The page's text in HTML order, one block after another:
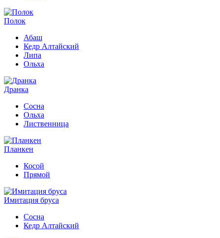
Полок
Абаш
Кедр Алтайский
Липа
Ольха
Дранка
Сосна
Ольха
Лиственница
Планкен
Косой
Прямой
Имитация бруса
Сосна
Кедр Алтайский